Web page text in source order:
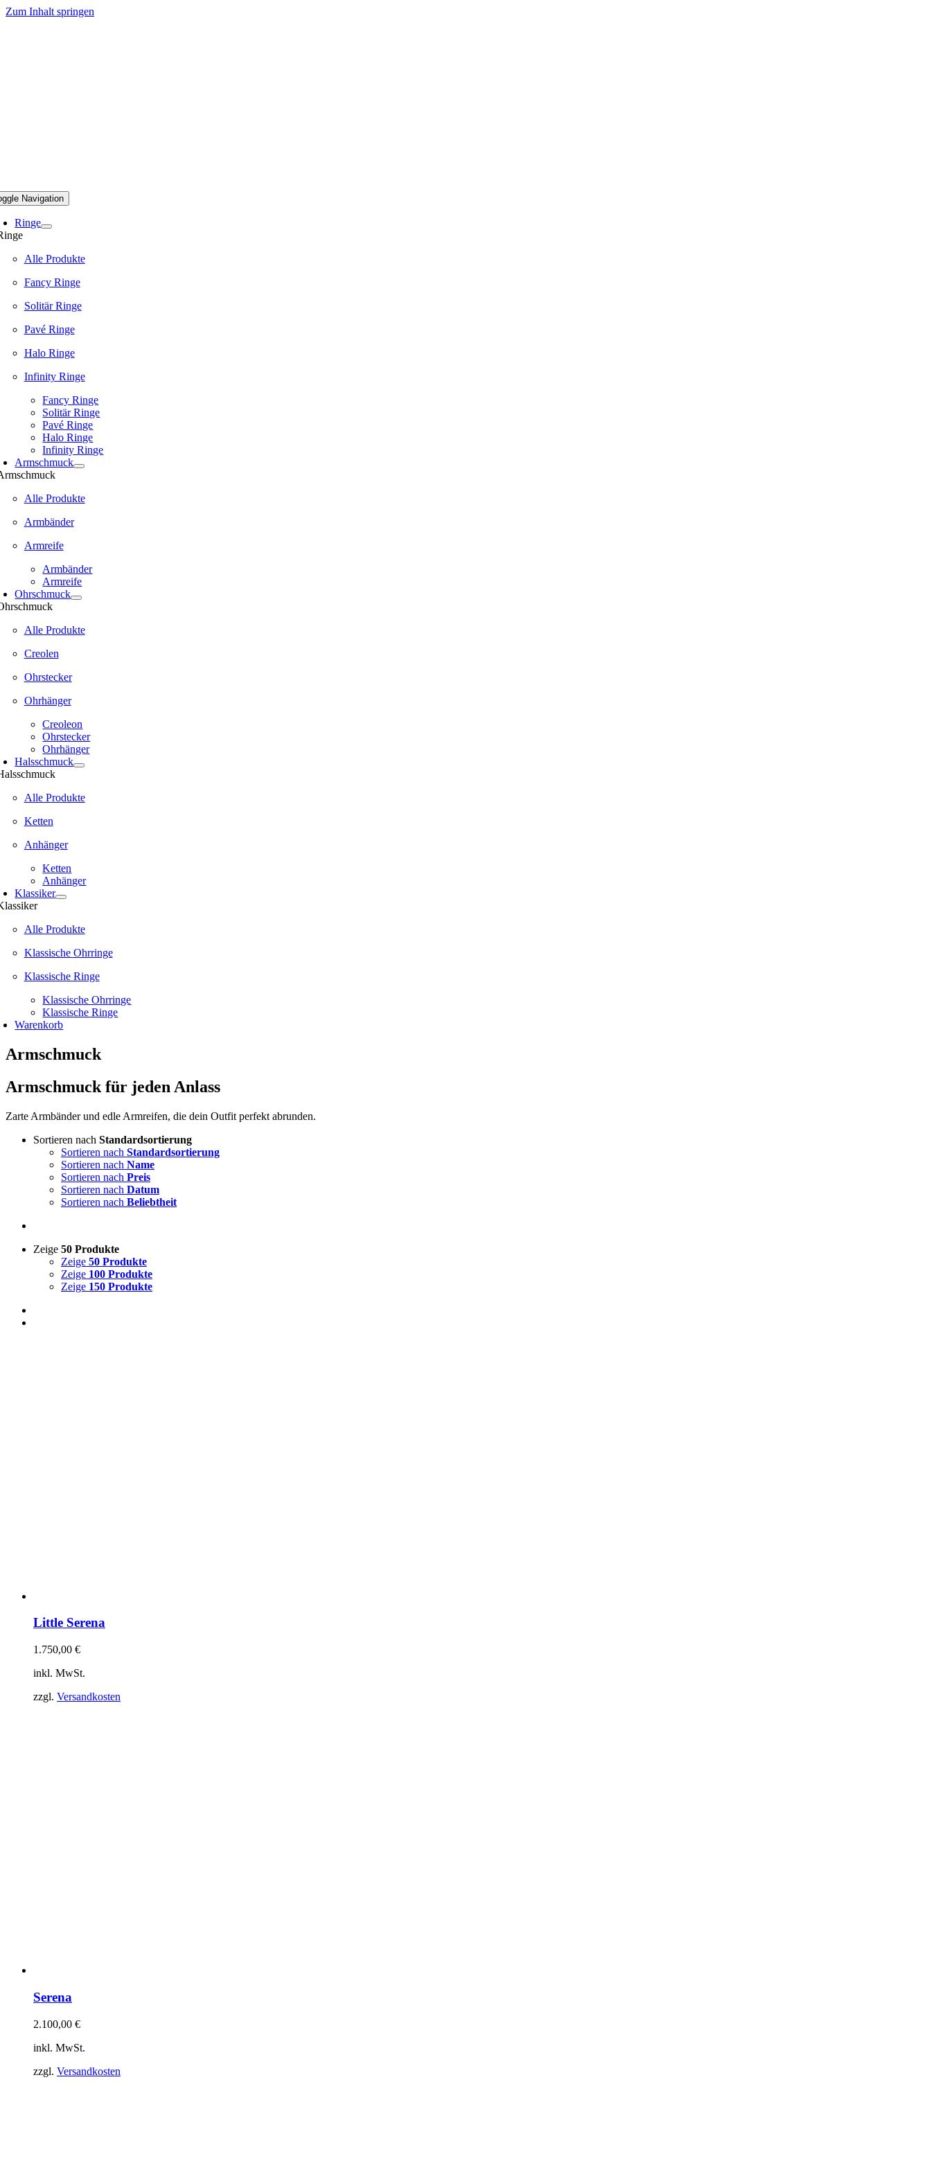
Zum Inhalt springen
Navigation
Ringe
Alle Produkte
Fancy Ringe
Solitär Ringe
Pavé Ringe
Halo Ringe
Infinity Ringe
Fancy Ringe
Solitär Ringe
Pavé Ringe
Halo Ringe
Infinity Ringe
Armschmuck
Alle Produkte
Armbänder
Armreife
Armbänder
Armreife
Ohrschmuck
Alle Produkte
Creolen
Ohrstecker
Ohrhänger
Creoleon
Ohrstecker
Ohrhänger
Halsschmuck
Alle Produkte
Ketten
Anhänger
Ketten
Anhänger
Klassiker
Alle Produkte
Klassische Ohrringe
Klassische Ringe
Klassische Ohrringe
Klassische Ringe
Warenkorb
Armschmuck
Armschmuck für jeden Anlass
Zarte Armbänder und edle Armreifen, die dein Outfit perfekt abrunden.
Sortieren nach Standardsortierung
Sortieren nach Standardsortierung
Sortieren nach Name
Sortieren nach Preis
Sortieren nach Datum
Sortieren nach Beliebtheit
Zeige 50 Produkte
Zeige 50 Produkte
Zeige 100 Produkte
Zeige 150 Produkte
Little Serena
1.750,00 €
inkl. MwSt.
zzgl. Versandkosten
Serena
2.100,00 €
inkl. MwSt.
zzgl. Versandkosten